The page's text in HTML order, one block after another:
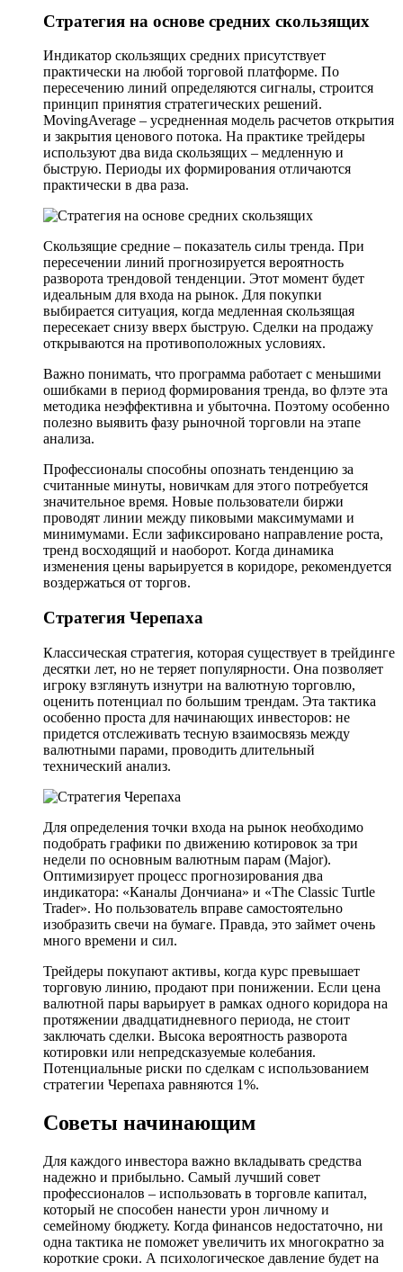
Стратегия на основе средних скользящих
Индикатор скользящих средних присутствует
практически на любой торговой платформе. По
пересечению линий определяются сигналы, строится
принцип принятия стратегических решений.
MovingAverage – усредненная модель расчетов открытия
и закрытия ценового потока. На практике трейдеры
используют два вида скользящих – медленную и
быструю. Периоды их формирования отличаются
практически в два раза.
Скользящие средние – показатель силы тренда. При
пересечении линий прогнозируется вероятность
разворота трендовой тенденции. Этот момент будет
идеальным для входа на рынок. Для покупки
выбирается ситуация, когда медленная скользящая
пересекает снизу вверх быструю. Сделки на продажу
открываются на противоположных условиях.
Важно понимать, что программа работает с меньшими
ошибками в период формирования тренда, во флэте эта
методика неэффективна и убыточна. Поэтому особенно
полезно выявить фазу рыночной торговли на этапе
анализа.
Профессионалы способны опознать тенденцию за
считанные минуты, новичкам для этого потребуется
значительное время. Новые пользователи биржи
проводят линии между пиковыми максимумами и
минимумами. Если зафиксировано направление роста,
тренд восходящий и наоборот. Когда динамика
изменения цены варьируется в коридоре, рекомендуется
воздержаться от торгов.
Стратегия Черепаха
Классическая стратегия, которая существует в трейдинге
десятки лет, но не теряет популярности. Она позволяет
игроку взглянуть изнутри на валютную торговлю,
оценить потенциал по большим трендам. Эта тактика
особенно проста для начинающих инвесторов: не
придется отслеживать тесную взаимосвязь между
валютными парами, проводить длительный
технический анализ.
Для определения точки входа на рынок необходимо
подобрать графики по движению котировок за три
недели по основным валютным парам (Major).
Оптимизирует процесс прогнозирования два
индикатора: «Каналы Дончиана» и «The Classic Turtle
Trader». Но пользователь вправе самостоятельно
изобразить свечи на бумаге. Правда, это займет очень
много времени и сил.
Трейдеры покупают активы, когда курс превышает
торговую линию, продают при понижении. Если цена
валютной пары варьирует в рамках одного коридора на
протяжении двадцатидневного периода, не стоит
заключать сделки. Высока вероятность разворота
котировки или непредсказуемые колебания.
Потенциальные риски по сделкам с использованием
стратегии Черепаха равняются 1%.
Советы начинающим
Для каждого инвестора важно вкладывать средства
надежно и прибыльно. Самый лучший совет
профессионалов – использовать в торговле капитал,
который не способен нанести урон личному и
семейному бюджету. Когда финансов недостаточно, ни
одна тактика не поможет увеличить их многократно за
короткие сроки. А психологическое давление будет на